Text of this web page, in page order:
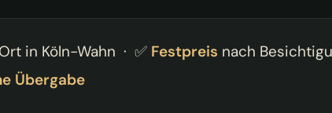
in Köln-Wahn · ✅ Festpreis nach
Übergabe